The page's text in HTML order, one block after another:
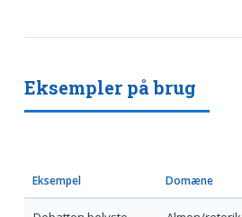
Eksempler på brug
Eksempel Domæne